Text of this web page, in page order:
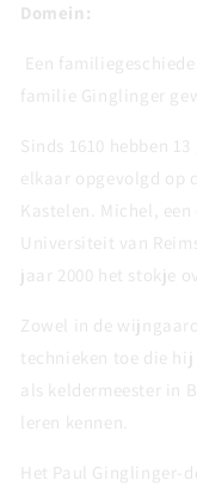
Domein:
Een
familie Ginglinger
Sinds 1610 hebben
elkaar opgevolgd op
Kastelen. Michel,
Universiteit van
jaar 2000 het stokje
Zowel in de
technieken toe die
als keldermeester in
leren kennen.
Het Paul Ginglinger-